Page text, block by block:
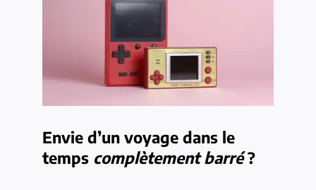
Envie d’un voyage dans le
temps complètement barré?